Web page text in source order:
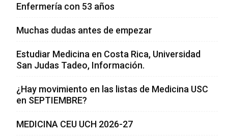
Enfermería con 53 años
Muchas dudas antes de empezar
Estudiar Medicina en Costa Rica, Universidad
San Judas Tadeo, Información.
¿Hay movimiento en las listas de Medicina USC
en SEPTIEMBRE?
MEDICINA CEU UCH 2026-27